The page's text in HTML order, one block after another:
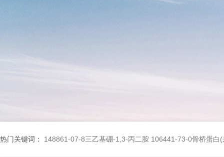
热门关键词： 148861-07-8三乙基硼-1,3-丙二胺 106441-73-0骨桥蛋白